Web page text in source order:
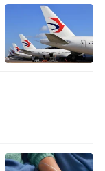
出现胃肠道
，脑干受累
过肠道屏障，